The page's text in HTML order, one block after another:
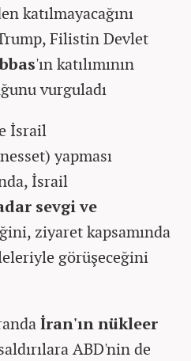
katılmayacağını
Filistin Devlet
'ın katılımının
vurguladı
İsrail
yapması
İsrail
sevgi ve
ziyaret kapsamında
görüşeceğini
İran'ın nükleer
ABD'nin de